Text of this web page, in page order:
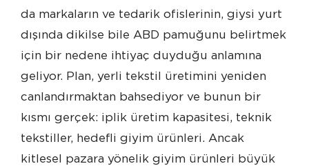
da markaların ve tedarik ofislerinin, giysi yurt
dışında dikilse bile ABD pamuğunu belirtmek
için bir nedene ihtiyaç duyduğu anlamına
geliyor. Plan, yerli tekstil üretimini yeniden
canlandırmaktan bahsediyor ve bunun bir
kısmı gerçek: iplik üretim kapasitesi, teknik
tekstiller, hedefli giyim ürünleri. Ancak
kitlesel pazara yönelik giyim ürünleri büyük